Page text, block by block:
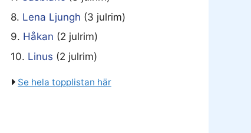
8. Lena Ljungh (3 julrim)
9. Håkan (2 julrim)
10. Linus (2 julrim)
Se hela topplistan här